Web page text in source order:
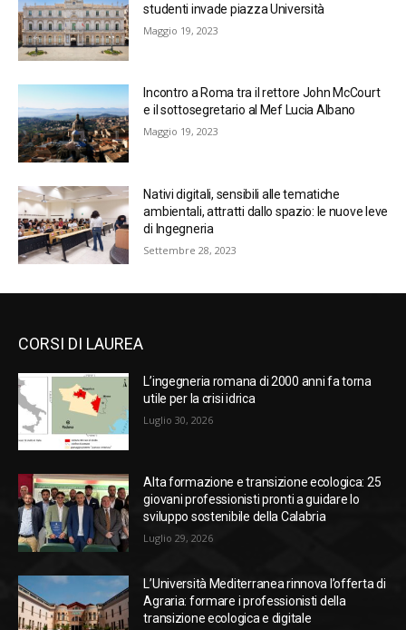
studenti invade piazza Università
Maggio 19, 2023
Incontro a Roma tra il rettore John McCourt
e il sottosegretario al Mef Lucia Albano
Maggio 19, 2023
Nativi digitali, sensibili alle tematiche
ambientali, attratti dallo spazio: le nuove leve
di Ingegneria
Settembre 28, 2023
CORSI DI LAUREA
L’ingegneria romana di 2000 anni fa torna
utile per la crisi idrica
Luglio 30, 2026
Alta formazione e transizione ecologica: 25
giovani professionisti pronti a guidare lo
sviluppo sostenibile della Calabria
Luglio 29, 2026
L’Università Mediterranea rinnova l’offerta di
Agraria: formare i professionisti della
transizione ecologica e digitale